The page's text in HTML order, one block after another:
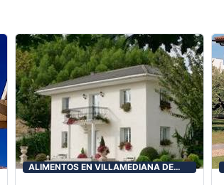
ALIMENTOS EN VILLAMEDIANA DE